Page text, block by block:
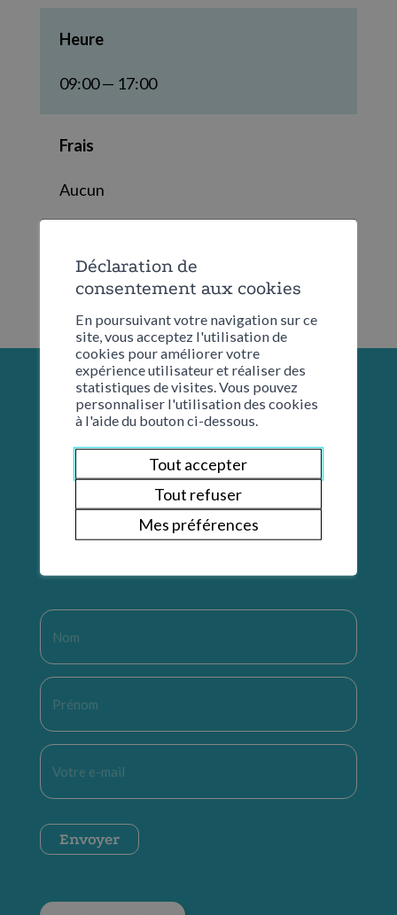
Heure
09:00 — 17:00
Frais
Aucun
Restons en contact
Nom
Prénom
E-
mail
CAPTCHA
Envoyer
Déclaration de
consentement aux cookies
En poursuivant votre navigation sur ce
site, vous acceptez l'utilisation de
cookies pour améliorer votre
expérience utilisateur et réaliser des
statistiques de visites. Vous pouvez
personnaliser l'utilisation des cookies
à l'aide du bouton ci-dessous.
Tout accepter
Tout refuser
Mes préférences